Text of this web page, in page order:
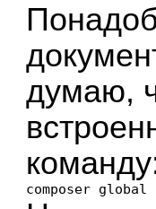
думаю,
composer